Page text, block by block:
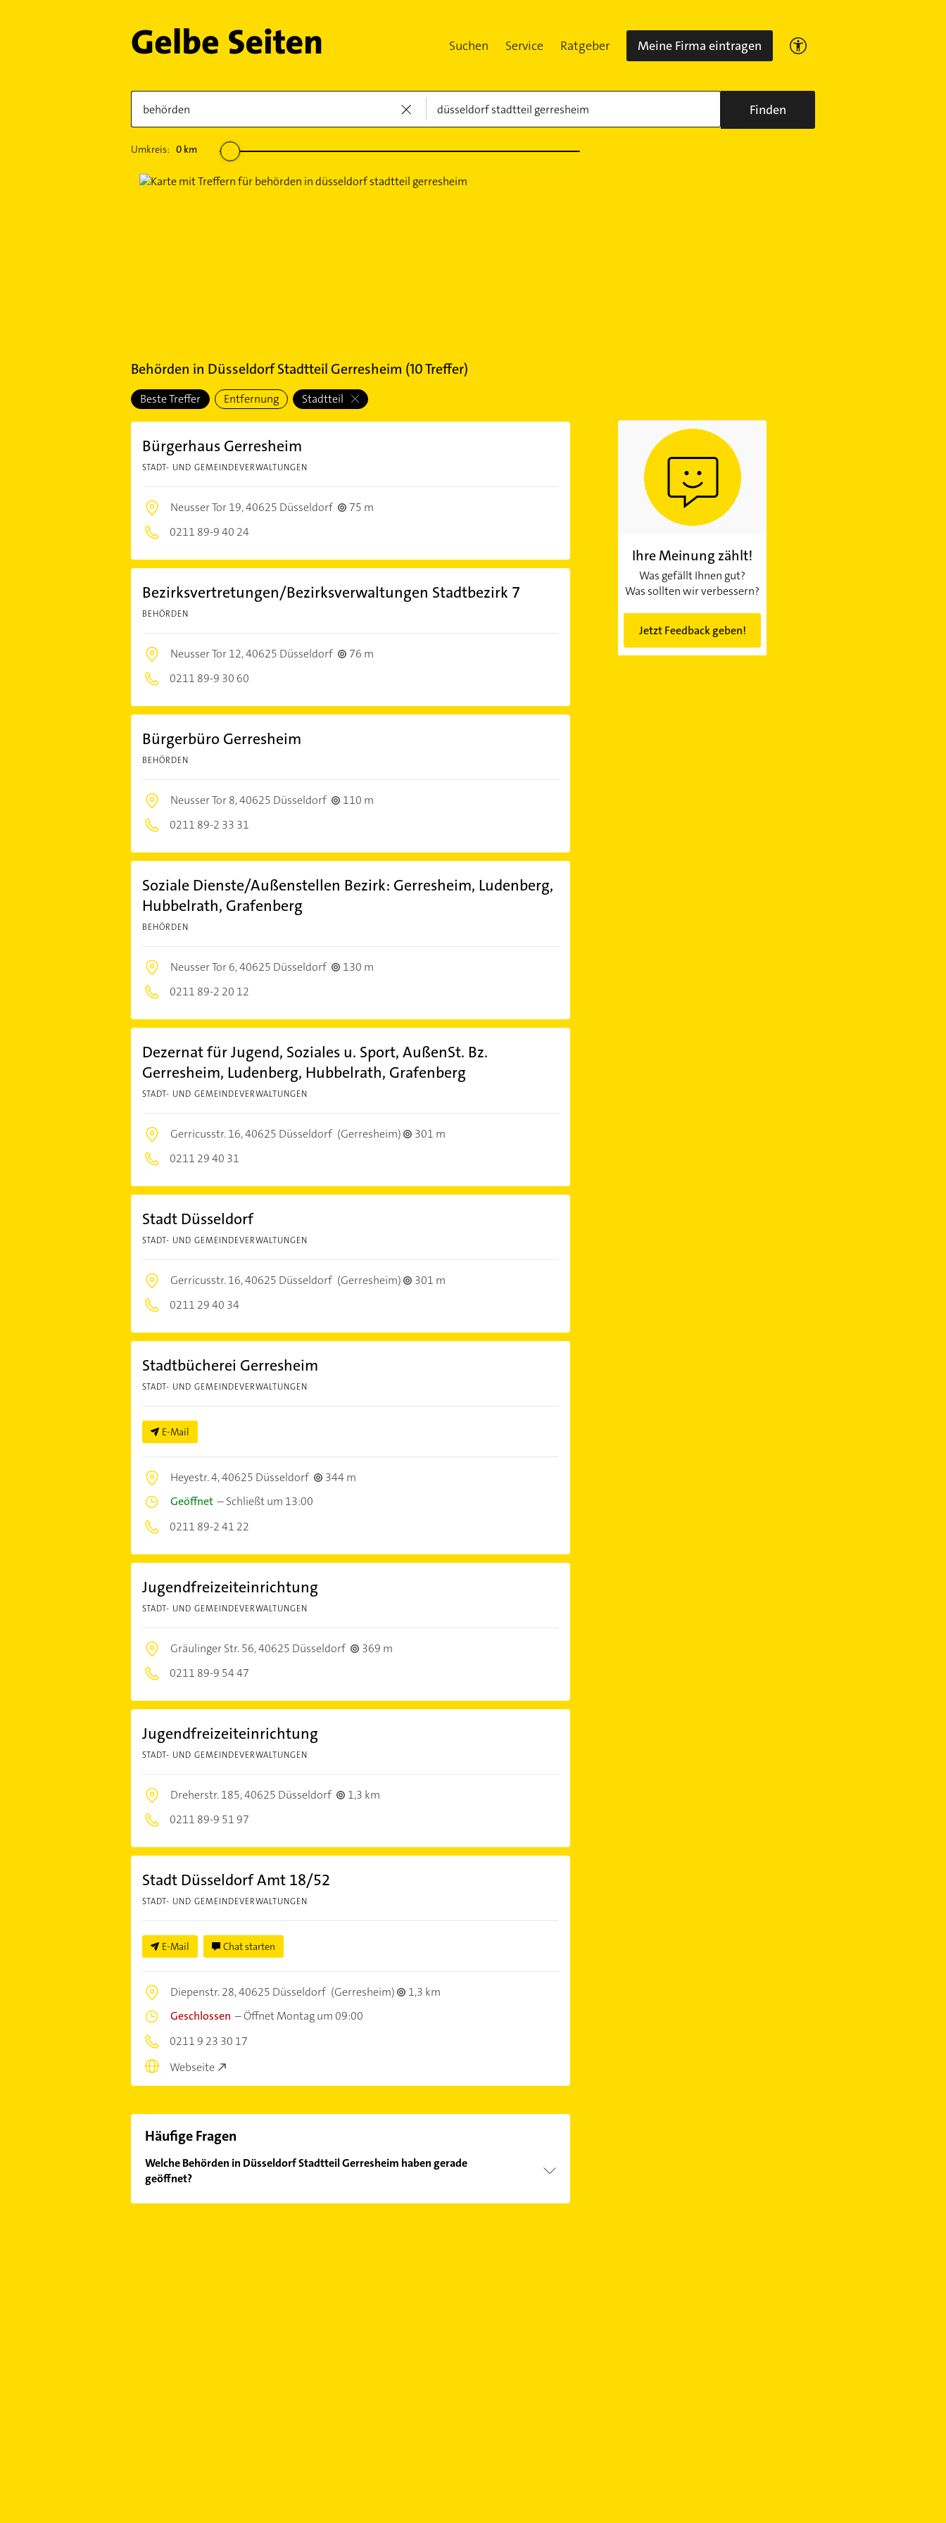
Suchen Service Ratgeber Meine Firma eintragen
Finden
Umkreis: 0km
Behörden in Düsseldorf Stadtteil Gerresheim (10Treffer)
Beste Treffer Entfernung Stadtteil
Bürgerhaus Gerresheim
STADT- UND GEMEINDEVERWALTUNGEN
Neusser Tor 19,40625 Düsseldorf
75 m
0211 89-9 40 24
Bezirksvertretungen/Bezirksverwaltungen Stadtbezirk 7
BEHÖRDEN
Neusser Tor 12,40625 Düsseldorf
76 m
0211 89-9 30 60
Bürgerbüro Gerresheim
BEHÖRDEN
Neusser Tor 8,40625 Düsseldorf
110 m
0211 89-2 33 31
Soziale Dienste/Außenstellen Bezirk: Gerresheim, Ludenberg,
Hubbelrath, Grafenberg
BEHÖRDEN
Neusser Tor 6,40625 Düsseldorf
130 m
0211 89-2 20 12
Dezernat für Jugend, Soziales u. Sport, AußenSt. Bz.
Gerresheim, Ludenberg, Hubbelrath, Grafenberg
STADT- UND GEMEINDEVERWALTUNGEN
Gerricusstr. 16,40625 Düsseldorf (Gerresheim)
301 m
0211 29 40 31
Stadt Düsseldorf
STADT- UND GEMEINDEVERWALTUNGEN
Gerricusstr. 16,40625 Düsseldorf (Gerresheim)
301 m
0211 29 40 34
Stadtbücherei Gerresheim
STADT- UND GEMEINDEVERWALTUNGEN
E-Mail
Heyestr. 4,40625 Düsseldorf
344 m
Geöffnet–Schließt um 13:00
0211 89-2 41 22
Jugendfreizeiteinrichtung
STADT- UND GEMEINDEVERWALTUNGEN
Gräulinger Str. 56,40625 Düsseldorf
369 m
0211 89-9 54 47
Jugendfreizeiteinrichtung
STADT- UND GEMEINDEVERWALTUNGEN
Dreherstr. 185,40625 Düsseldorf
1,3 km
0211 89-9 51 97
Stadt Düsseldorf Amt 18/52
STADT- UND GEMEINDEVERWALTUNGEN
E-Mail Chat starten
Diepenstr. 28,40625 Düsseldorf (Gerresheim)
1,3 km
Geschlossen –Öffnet Montag um 09:00
0211 9 23 30 17
Webseite
Häufige Fragen
Welche Behörden in Düsseldorf Stadtteil Gerresheim haben gerade
geöffnet?
Im Anbieter-Bereich finden Sie alleÖffnungszeiten. Bitte beachten Sie, dass diese an
Ihre Meinung zählt!
Was gefällt Ihnen gut?
Was sollten wir verbessern?
Jetzt Feedback geben!